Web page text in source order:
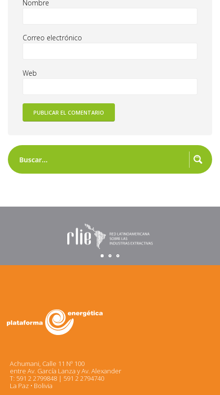
Nombre
Correo electrónico
Web
Achumani, Calle 11 Nº 100
entre Av. García Lanza y Av. Alexander
T: 591 2 2799848 | 591 2 2794740
La Paz • Bolivia